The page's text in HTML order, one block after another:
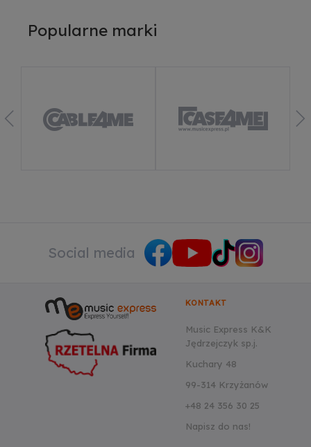
Popularne marki
Social media
KONTAKT
Music Express K&K
Jędrzejczyk sp.j.
Kuchary 48
99-314 Krzyżanów
+48 24 356 30 25
Napisz do nas!